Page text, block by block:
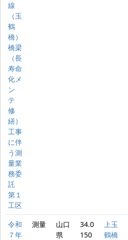
線
（玉
鶴
橋）
橋梁
（長
寿命
化メ
ン
テ
修
繕）
工事
に伴
う測
量業
務委
託
第１
工区
令和
７年
測量
山口
県
34.0
150
上玉
鶴橋